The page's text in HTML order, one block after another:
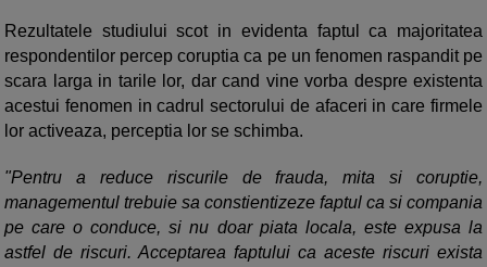
Rezultatele studiului scot in evidenta faptul ca majoritatea
respondentilor percep coruptia ca pe un fenomen raspandit pe
scara larga in tarile lor, dar cand vine vorba despre existenta
acestui fenomen in cadrul sectorului de afaceri in care firmele
lor activeaza, perceptia lor se schimba.
"Pentru a reduce riscurile de frauda, mita si coruptie,
managementul trebuie sa constientizeze faptul ca si compania
pe care o conduce, si nu doar piata locala, este expusa la
astfel de riscuri. Acceptarea faptului ca aceste riscuri exista